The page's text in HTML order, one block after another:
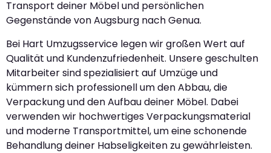
Transport deiner Möbel und persönlichen
Gegenstände von Augsburg nach Genua.
Bei Hart Umzugsservice legen wir großen Wert auf
Qualität und Kundenzufriedenheit. Unsere geschulten
Mitarbeiter sind spezialisiert auf Umzüge und
kümmern sich professionell um den Abbau, die
Verpackung und den Aufbau deiner Möbel. Dabei
verwenden wir hochwertiges Verpackungsmaterial
und moderne Transportmittel, um eine schonende
Behandlung deiner Habseligkeiten zu gewährleisten.